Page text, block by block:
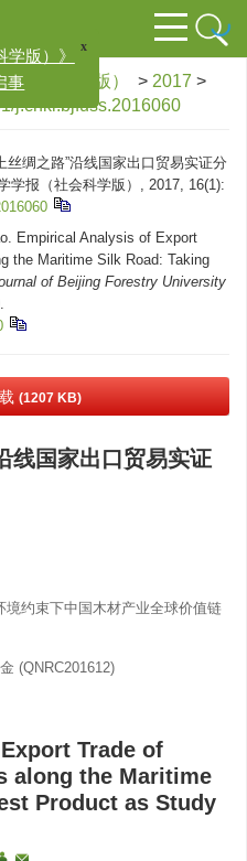
社会科学版） > 2017 >
j.cnki.bjfuss.2016060
丝绸之路”沿线国家出口贸易实证分
报（社会科学版）, 2017, 16(1):
Empirical Analysis of Export
the Maritime Silk Road: Taking
of Beijing Forestry University
(1207 KB)
线国家出口贸易实证
境约束下中国木材产业全球价值链
(QNRC201612)
Trade of
along the Maritime
Product as Study
版）》